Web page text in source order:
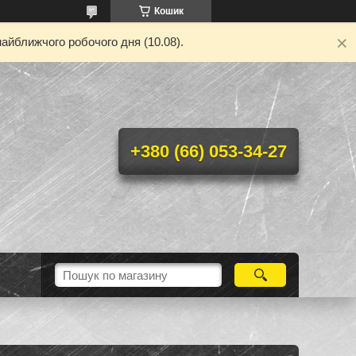
Кошик
робочого дня (10.08).
+380 (66) 053-34-27